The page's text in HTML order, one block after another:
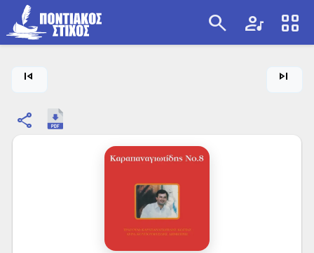
search artist view_cozy
skip_previous skip_next
share